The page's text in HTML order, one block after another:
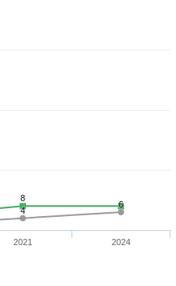
4
6
8
2021 2024